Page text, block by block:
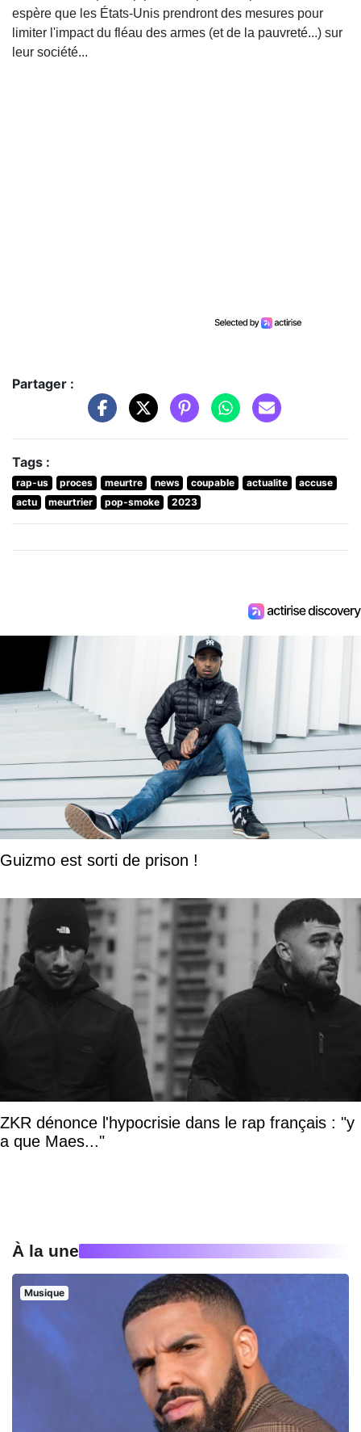
espère que les États-Unis prendront des mesures pour
limiter l'impact du fléau des armes (et de la pauvreté...) sur
leur société...
Partager :
Tags :
rap-us proces meurtre news coupable actualite
accuse
actu
meurtrier pop-smoke 2023
Guizmo est sorti de prison !
ZKR dénonce l'hypocrisie dans le rap français : "y
a que Maes..."
À la une
Musique